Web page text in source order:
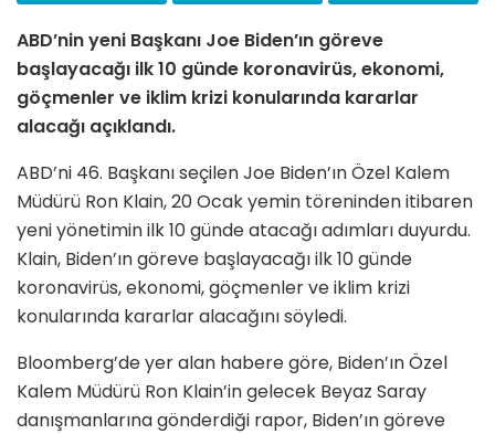
ABD’nin yeni Başkanı Joe Biden’ın göreve
başlayacağı ilk 10 günde koronavirüs, ekonomi,
göçmenler ve iklim krizi konularında kararlar
alacağı açıklandı.
ABD’ni 46. Başkanı seçilen Joe Biden’ın Özel Kalem
Müdürü Ron Klain, 20 Ocak yemin töreninden itibaren
yeni yönetimin ilk 10 günde atacağı adımları duyurdu.
Klain, Biden’ın göreve başlayacağı ilk 10 günde
koronavirüs, ekonomi, göçmenler ve iklim krizi
konularında kararlar alacağını söyledi.
Bloomberg’de yer alan habere göre, Biden’ın Özel
Kalem Müdürü Ron Klain’in gelecek Beyaz Saray
danışmanlarına gönderdiği rapor, Biden’ın göreve